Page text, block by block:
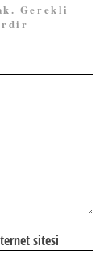
Gerekli
sitesi